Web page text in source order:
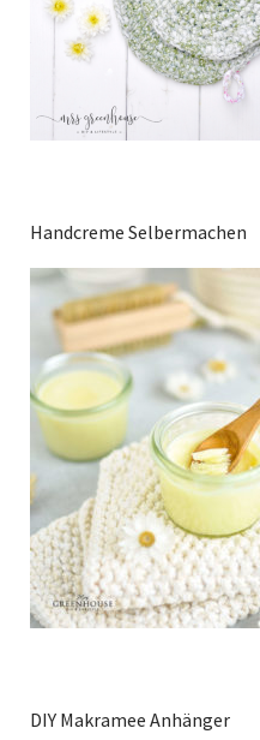
Handcreme Selbermachen
DIY Makramee Anhänger